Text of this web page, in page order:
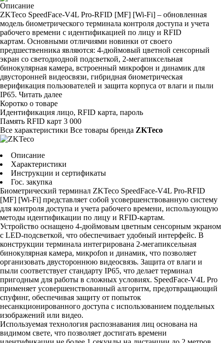
Описание
ZKTeco SpeedFace-V4L Pro-RFID [MF] [Wi-Fi] – обновленная
модель биометрического терминала контроля доступа и учета
рабочего времени с идентификацией по лицу и RFID
картам. Основными отличиями новинки от своего
предшественника являются: 4-дюймовый цветной сенсорный
экран со светодиодной подсветкой, 2-мегапиксельная
бинокулярная камера, встроенный микрофон и динамик для
двусторонней видеосвязи, гибридная биометрическая
верификация пользователей и защита корпуса от влаги и пыли
IP65. Читать далее
Коротко о товаре
Идентификация лицо, RFID карта, пароль
Память RFID карт 3 000
Все характеристики Все товары бренда ZKTeco
Описание
Характеристики
Инструкции и сертификаты
Гос. закупка
Биометрический терминал ZKTeco SpeedFace-V4L Pro-RFID
[MF] [Wi-Fi] представляет собой усовершенствованную систему
для контроля доступа и учета рабочего времени, использующую
методы идентификации по лицу и RFID-картам.
Устройство оснащено 4-дюймовым цветным сенсорным экраном
с LED-подсветкой, что обеспечивает удобный интерфейс. В
конструкции терминала интегрирована 2-мегапиксельная
бинокулярная камера, микроfon и динамик, что позволяет
организовать двустороннюю видеосвязь. Защита от влаги и
пыли соответствует стандарту IP65, что делает терминал
пригодным для работы в сложных условиях. SpeedFace-V4L Pro
применяет усовершенствованный алгоритм, предотвращающий
спуфинг, обеспечивая защиту от попыток
несанкционированного доступа с использованием поддельных
изображений или видео.
Используемая технология распознавания лиц основана на
видимом свете, что позволяет достигать времени